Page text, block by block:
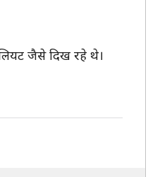
जैसे दिख रहे थे।